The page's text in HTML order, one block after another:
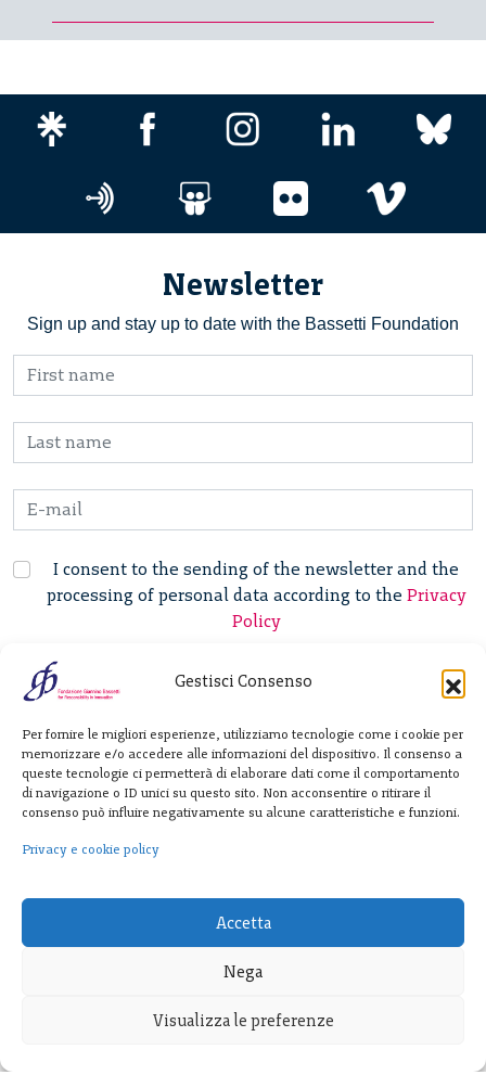
Gestisci Consenso
Per fornire le migliori esperienze, utilizziamo tecnologie come i cookie per
memorizzare e/o accedere alle informazioni del dispositivo. Il consenso a
queste tecnologie ci permetterà di elaborare dati come il comportamento
di navigazione o ID unici su questo sito. Non acconsentire o ritirare il
consenso può influire negativamente su alcune caratteristiche e funzioni.
Privacy e cookie policy
Accetta
Nega
Visualizza le preferenze
Newsletter
Sign up and stay up to date with the Bassetti Foundation
I consent to the sending of the newsletter and the
processing of personal data according to the Privacy
Policy
Giannino Bassetti ETS
Via Michele Barozzi 4
F. + 39 02 76392030
info@fondazionebassetti.org